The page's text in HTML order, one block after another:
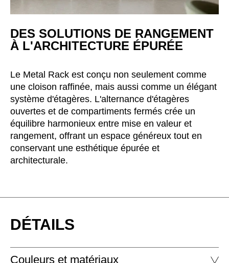
DES SOLUTIONS DE RANGEMENT
À L'ARCHITECTURE ÉPURÉE
Le Metal Rack est conçu non seulement comme
une cloison raffinée, mais aussi comme un élégant
système d'étagères. L'alternance d'étagères
ouvertes et de compartiments fermés crée un
équilibre harmonieux entre mise en valeur et
rangement, offrant un espace généreux tout en
conservant une esthétique épurée et
architecturale.
DÉTAILS
Couleurs et matériaux